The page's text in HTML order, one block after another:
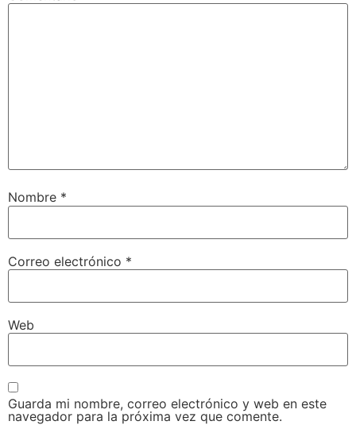
Nombre *
Correo electrónico *
Web
Guarda mi nombre, correo electrónico y web en este
navegador para la próxima vez que comente.